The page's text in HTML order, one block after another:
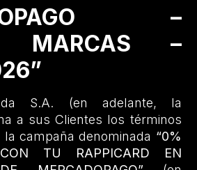
–
MARCAS –
S.A. (en adelante, la
a sus Clientes los términos
campaña denominada “0%
TU RAPPICARD EN